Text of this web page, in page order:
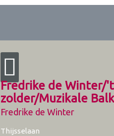
Fredrike de Winter/
zolder/Muzikale
Fredrike de Winter
Thijsselaan